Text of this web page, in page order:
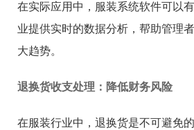
在实际应用中，服装系统软件可以
业提供实时的数据分析，帮助管理
大趋势。
退换货收支处理：降低财务风险
在服装行业中，退换货是不可避免